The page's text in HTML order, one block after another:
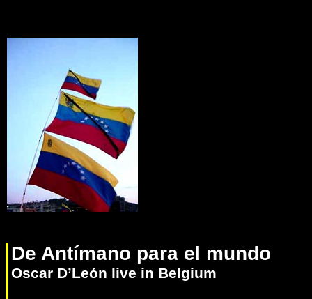
De Antímano para el mundo
Oscar D’León live in Belgium